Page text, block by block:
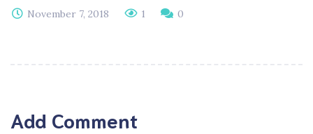
November 7, 2018 1 0
Add Comment